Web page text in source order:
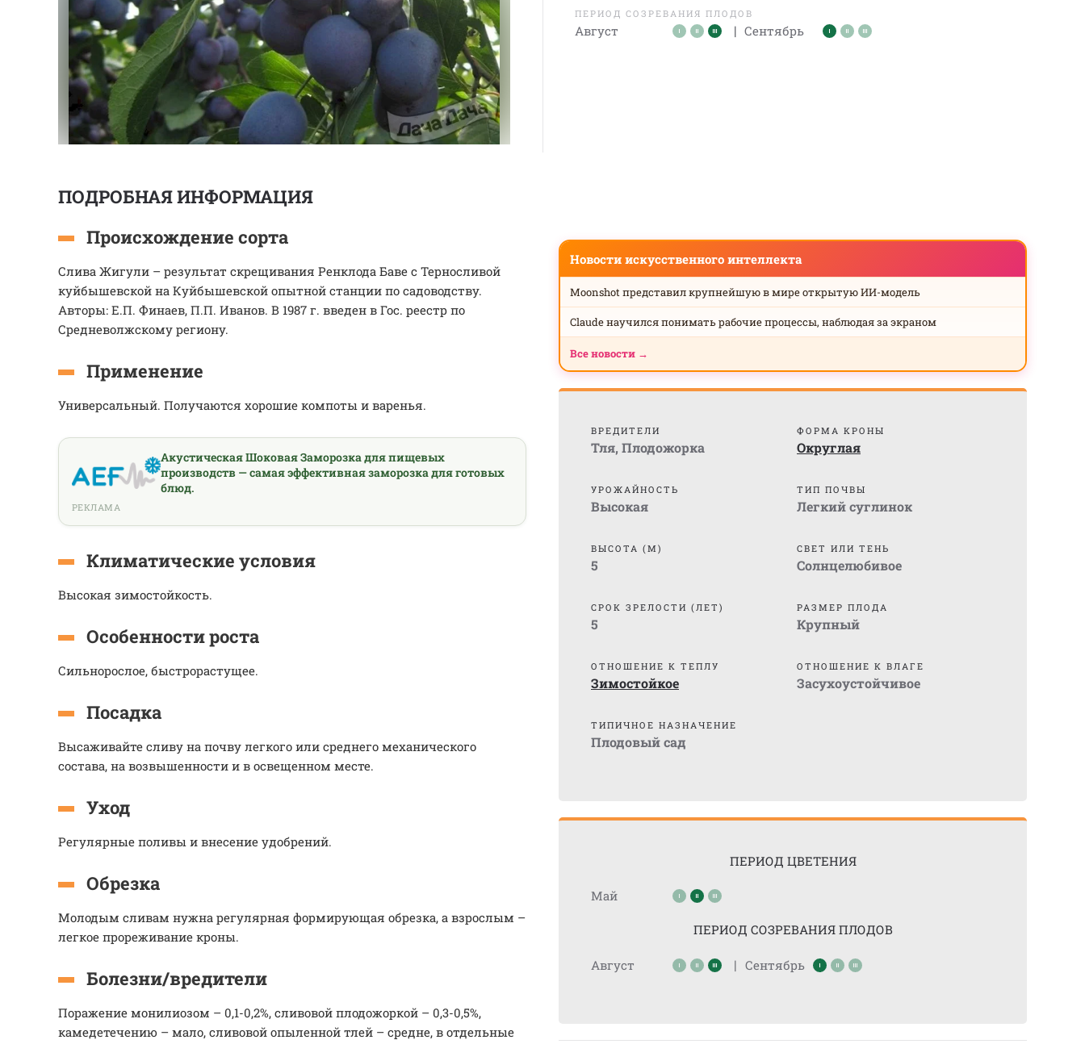
ПЕРИОД СОЗРЕВАНИЯ ПЛОДОВ
Август | Сентябрь
ПОДРОБНАЯ ИНФОРМАЦИЯ
Происхождение сорта
Слива Жигули – результат скрещивания Ренклода Баве с Терносливой
куйбышевской на Куйбышевской опытной станции по садоводству.
Авторы: Е.П. Финаев, П.П. Иванов. В 1987 г. введен в Гос. реестр по
Средневолжскому региону.
Применение
Универсальный. Получаются хорошие компоты и варенья.
Акустическая Шоковая Заморозка для пищевых
производств — самая эффективная заморозка для готовых
блюд.
РЕКЛАМА
Климатические условия
Высокая зимостойкость.
Особенности роста
Сильнорослое, быстрорастущее.
Посадка
Высаживайте сливу на почву легкого или среднего механического
состава, на возвышенности и в освещенном месте.
Уход
Регулярные поливы и внесение удобрений.
Обрезка
Молодым сливам нужна регулярная формирующая обрезка, а взрослым –
легкое прореживание кроны.
Болезни/вредители
Поражение монилиозом – 0,1-0,2%, сливовой плодожоркой – 0,3-0,5%,
камедетечению – мало, сливовой опыленной тлей – средне, в отдельные
Новости искусственного интеллекта
Moonshot представил крупнейшую в мире открытую ИИ-модель
Claude научился понимать рабочие процессы, наблюдая за экраном
Все новости →
ВРЕДИТЕЛИ
Тля, Плодожорка
ФОРМА КРОНЫ
Округлая
УРОЖАЙНОСТЬ
Высокая
ТИП ПОЧВЫ
Легкий суглинок
ВЫСОТА (М)
5
СВЕТ ИЛИ ТЕНЬ
Солнцелюбивое
СРОК ЗРЕЛОСТИ (ЛЕТ)
5
РАЗМЕР ПЛОДА
Крупный
ОТНОШЕНИЕ К ТЕПЛУ
Зимостойкое
ОТНОШЕНИЕ К ВЛАГЕ
Засухоустойчивое
ТИПИЧНОЕ НАЗНАЧЕНИЕ
Плодовый сад
ПЕРИОД ЦВЕТЕНИЯ
Май
ПЕРИОД СОЗРЕВАНИЯ ПЛОДОВ
Август | Сентябрь